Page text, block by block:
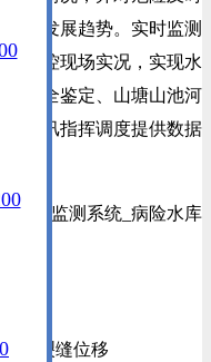
和发展趋势。 实时监测
频监控现场实况，实现水
库安全鉴定、山塘山池河
和防汛指挥调度提供数据
、裂缝位移